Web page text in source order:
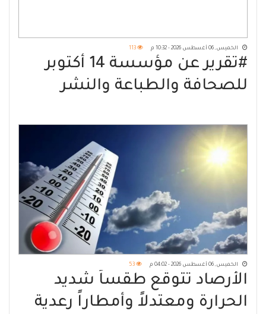
الخميس, 06 أغسطس 2026 - 10:32 م 113
#تقرير عن مؤسسة 14 أكتوبر
للصحافة والطباعة والنشر
الخميس, 06 أغسطس 2026 - 04:02 م 53
الأرصاد تتوقّع طقساً شديد
الحرارة ومعتدلاً وأمطاراً رعدية